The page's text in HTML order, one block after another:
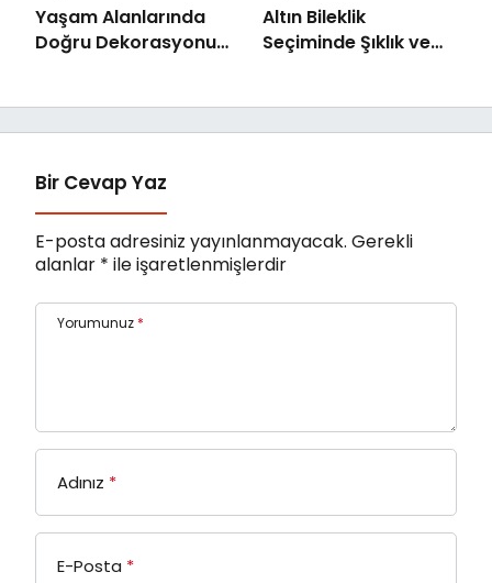
Yaşam Alanlarında
Doğru Dekorasyonun
Altın Bileklik
Seçiminde Şıklık ve
Bir Cevap Yaz
E-posta adresiniz yayınlanmayacak. Gerekli
alanlar * ile işaretlenmişlerdir
Yorumunuz *
Adınız *
E-Posta *